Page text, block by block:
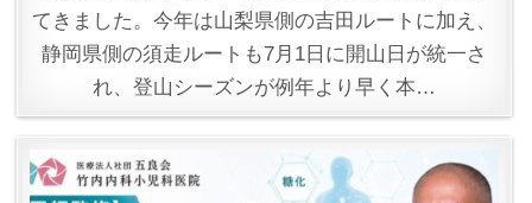
てきました。今年は山梨県側の吉田ルートに加え、
静岡県側の須走ルートも7月1日に開山日が統一さ
れ、登山シーズンが例年より早く本…